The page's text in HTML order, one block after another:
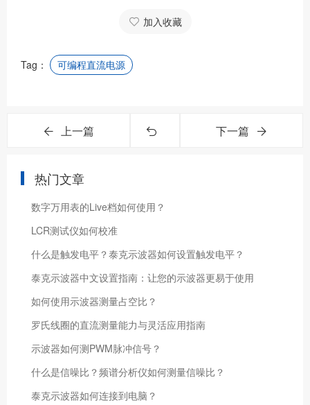
加入收藏
Tag： 可编程直流电源
上一篇 下一篇
热门文章
数字万用表的Live档如何使用？
LCR测试仪如何校准
什么是触发电平？泰克示波器如何设置触发电平？
泰克示波器中文设置指南：让您的示波器更易于使用
如何使用示波器测量占空比？
罗氏线圈的直流测量能力与灵活应用指南
示波器如何测PWM脉冲信号？
什么是信噪比？频谱分析仪如何测量信噪比？
泰克示波器如何连接到电脑？